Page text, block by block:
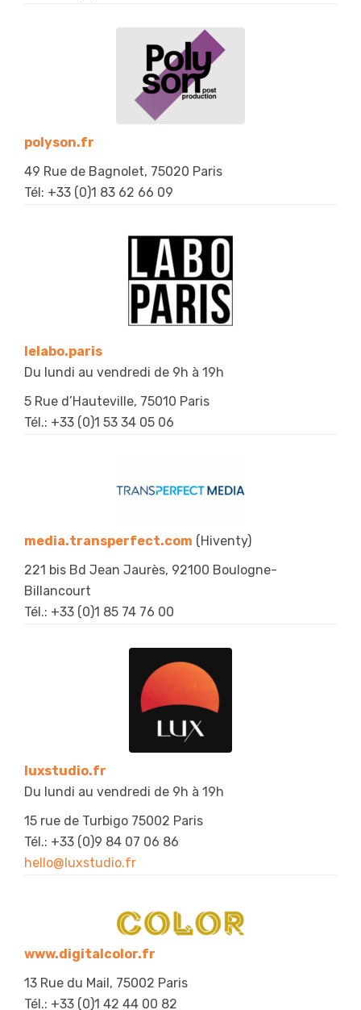
polyson.fr
49 Rue de Bagnolet, 75020 Paris
Tél: +33 (0)1 83 62 66 09
lelabo.paris
Du lundi au vendredi de 9h à 19h
5 Rue d’Hauteville, 75010 Paris
Tél.: +33 (0)1 53 34 05 06
media.transperfect.com (Hiventy)
221 bis Bd Jean Jaurès, 92100 Boulogne-
Billancourt
Tél.: +33 (0)1 85 74 76 00
luxstudio.fr
Du lundi au vendredi de 9h à 19h
15 rue de Turbigo 75002 Paris
Tél.: +33 (0)9 84 07 06 86
hello@luxstudio.fr
www.digitalcolor.fr
13 Rue du Mail, 75002 Paris
Tél.: +33 (0)1 42 44 00 82